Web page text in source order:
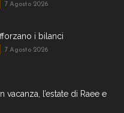
7 Agosto 2026
i bilanci
7 Agosto 2026
vacanza, l’estate di Raee e